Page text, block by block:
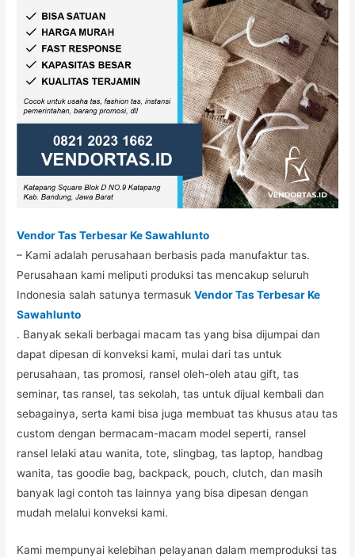
Vendor Tas Terbesar Ke Sawahlunto
– Kami adalah perusahaan berbasis pada manufaktur tas.
Perusahaan kami meliputi produksi tas mencakup seluruh
Indonesia salah satunya termasukVendor Tas Terbesar Ke
Sawahlunto
. Banyak sekali berbagai macam tas yang bisa dijumpai dan
dapat dipesan di konveksi kami, mulai dari tas untuk
perusahaan, tas promosi, ransel oleh-oleh atau gift, tas
seminar, tas ransel, tas sekolah, tas untuk dijual kembali dan
sebagainya, serta kami bisa juga membuat tas khusus atau tas
custom dengan bermacam-macam model seperti, ransel
ransel lelaki atau wanita, tote, slingbag, tas laptop, handbag
wanita, tas goodie bag, backpack, pouch, clutch, dan masih
banyak lagi contoh tas lainnya yang bisa dipesan dengan
mudah melalui konveksi kami.
Kami mempunyai kelebihan pelayanan dalam memproduksi tas